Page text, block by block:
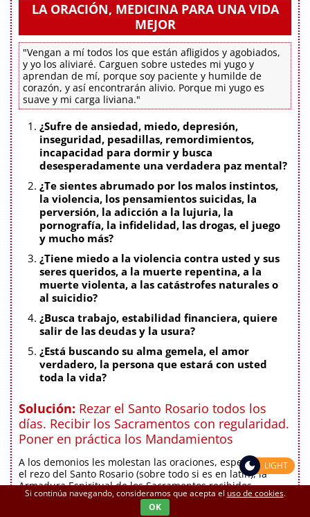
LA ORACIÓN, MEDICINA PARA UNA VIDA
MEJOR
"Vengan a mí todos los que están afligidos y agobiados,
y yo los aliviaré. Carguen sobre ustedes mi yugo y
aprendan de mí, porque soy paciente y humilde de
corazón, y así encontrarán alivio. Porque mi yugo es
suave y mi carga liviana."
¿Sufre de ansiedad, miedo, depresión,
inseguridad, pesadillas, remordimientos,
incapacidad para dormir y busca
desesperadamente una verdadera paz mental?
¿Te sientes abrumado por los malos instintos,
la violencia, los pensamientos suicidas, la
perversión, la adicción a la lujuria, la
pornografía, la infidelidad, las drogas, el juego
y mucho más?
¿Tiene miedo a la violencia contra usted y sus
seres queridos, a la muerte repentina, a la
muerte violenta, a las catástrofes naturales o
al suicidio?
¿Busca trabajo, estabilidad financiera, quiere
salir de las deudas y la usura?
¿Está buscando su alma gemela, el amor
verdadero, la persona que estará con usted
toda la vida?
Solución: Rezar el Santo Rosario todos los
días. Recibir los Sacramentos con regularidad.
Poner en práctica los Mandamientos
A los demonios les molestan las oraciones, especialmente
el rezo del Santo Rosario (sobre todo si es en latín), la
Armadura Espiritual de los Sacramentos recibidos
regularmente y la obediencia a los 10 Mandamientos.
Huyen caóticamente al infierno por el volumen de
Si continúa navegando, consideramos que acepta el uso de cookies.
OK
LIGHT